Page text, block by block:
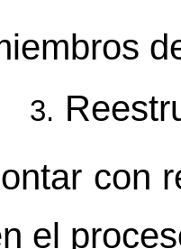
con
el